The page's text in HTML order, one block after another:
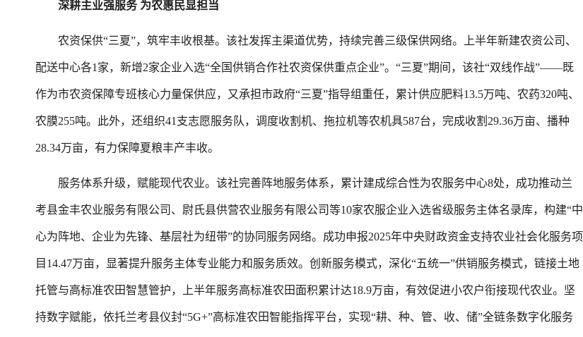
深耕主业强服务 为农惠民显担当
农资保供“三夏”，筑牢丰收根基。该社发挥主渠道优势，持续完善三级保供网络。上半年新建农资公司、
配送中心各1家，新增2家企业入选“全国供销合作社农资保供重点企业”。“三夏”期间，该社“双线作战”——既
作为市农资保障专班核心力量保供应，又承担市政府“三夏”指导组重任，累计供应肥料13.5万吨、农药320吨、
农膜255吨。此外，还组织41支志愿服务队，调度收割机、拖拉机等农机具587台，完成收割29.36万亩、播种
28.34万亩，有力保障夏粮丰产丰收。
服务体系升级，赋能现代农业。该社完善阵地服务体系，累计建成综合性为农服务中心8处，成功推动兰
考县金丰农业服务有限公司、尉氏县供营农业服务有限公司等10家农服企业入选省级服务主体名录库，构建“中
心为阵地、企业为先锋、基层社为纽带”的协同服务网络。成功申报2025年中央财政资金支持农业社会化服务项
目14.47万亩，显著提升服务主体专业能力和服务质效。创新服务模式，深化“五统一”供销服务模式，链接土地
托管与高标准农田智慧管护，上半年服务高标准农田面积累计达18.9万亩，有效促进小农户衔接现代农业。坚
持数字赋能，依托兰考县仪封“5G+”高标准农田智能指挥平台，实现“耕、种、管、收、储”全链条数字化服务